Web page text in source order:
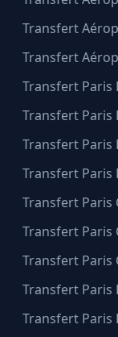
Transfert
Transfert
Transfert Paris
Transfert Paris
Transfert Paris
Transfert Paris
Transfert Paris
Transfert Paris
Transfert Paris
Transfert Paris
Transfert Paris